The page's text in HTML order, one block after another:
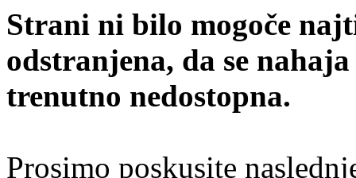
Strani ni bilo mogoče
odstranjena, da se
trenutno nedostopna.
Prosimo poskusite